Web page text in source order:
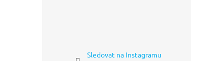
Sledovat na Instagramu